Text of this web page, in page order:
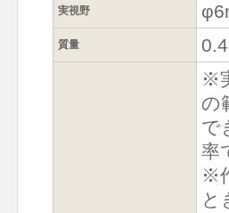
実視野
質量
※
の
で
率
※
と